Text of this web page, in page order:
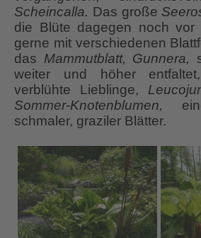
Scheincalla. Das große
die Blüte dagegen noch vor
gerne mit verschiedenen
das Mammutblatt, Gunnera,
weiter und höher
verblühte Lieblinge,
Sommer-Knotenblumen,
schmaler, graziler Blätter.